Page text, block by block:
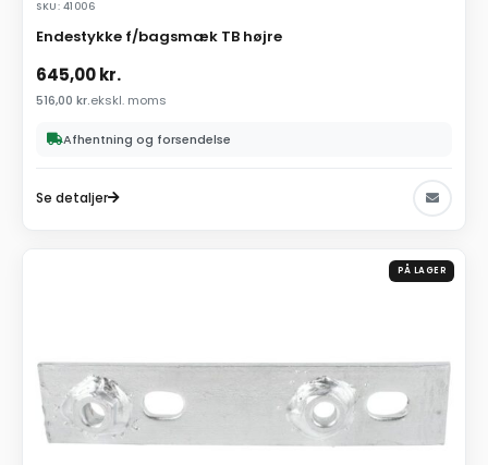
SKU: 41006
Endestykke f/bagsmæk TB højre
645,00kr.
516,00 kr.ekskl. moms
Afhentning og forsendelse
Se detaljer
PÅ LAGER